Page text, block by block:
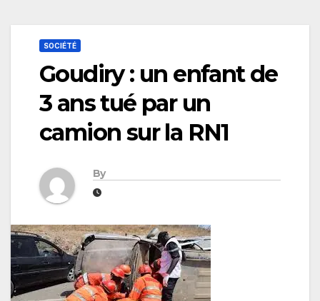
SOCIÉTÉ
Goudiry : un enfant de
3 ans tué par un
camion sur la RN1
By